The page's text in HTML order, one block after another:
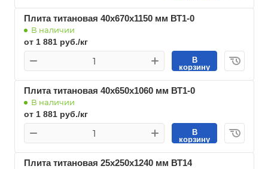
Плита титановая 40х670х1150 мм ВТ1-0
В наличии
от 1 881 руб./кг
В
корзину
Плита титановая 40х650х1060 мм ВТ1-0
В наличии
от 1 881 руб./кг
В
корзину
Плита титановая 25х250х1240 мм ВТ14